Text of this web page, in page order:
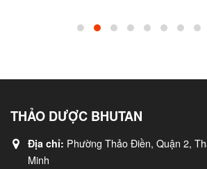
THẢO DƯỢC BHUTAN
Địa chỉ: Phường Thảo Điền, Quận 2,
Minh